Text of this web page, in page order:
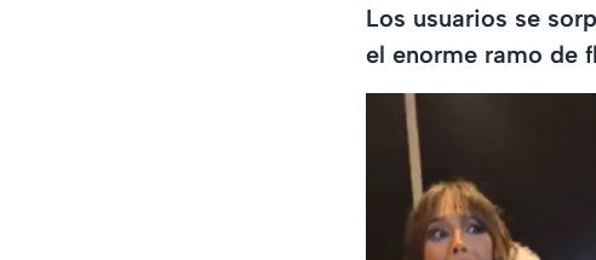
Los usuarios se
el enorme ramo de